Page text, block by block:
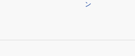
ン